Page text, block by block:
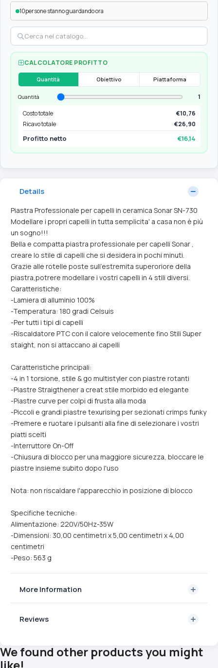
11persone stanno guardando ora
CALCOLATORE PROFITTO
Quantità Obiettivo Piattaforma
Quantità
1
Costo totale
€10,76
Ricavo totale
€26,90
Profitto netto €16,14
Details
Piastra Professionale per capelli in ceramica Sonar SN-730
Modellare i propri capelli in tutta semplicita' a casa non è più
un sogno!!!
Bella e compatta piastra professionale per capelli Sonar ,
creare lo stile di capelli che si desidera in pochi minuti.
Grazie alle rotelle poste sull'estremita superoriore della
piastra,potrere modellare i vostri capelli in 4 stili diversi.
Caratteristiche:
-Lamiera di alluminio 100%
-Temperatura: 180 gradi Celsuis
-Per tutti i tipi di capelli
-Riscaldatore PTC con il calore velocemente fino Stili Super
staight, non si attaccano ai capelli
Caratteristiche principali:
-4 in 1 torsione, stile & go multistyler con piastre rotanti
-Piastre Straigthener a creat stile morbido ed elegante
-Piastre curve per colpi di frusta alla moda
-Piccoli e grandi piastre texurising per sezionati crimps funky
-Premere e ruotare i pulsanti alla fine di selezionare i vostri
piatti scelti
-Interruttore On-Off
-Chiusura di blocco per una maggiore sicurezza, bloccare le
piastre insieme subito dopo l'uso
Nota: non riscaldare l'apparecchio in posizione di blocco
Specifiche tecniche:
Alimentazione: 220V/50Hz-35W
-Dimensioni: 30,00 centimetri x 5,00 centimetri x 4,00
centimetri
-Peso: 563 g
More Information
Reviews
We found other products you might